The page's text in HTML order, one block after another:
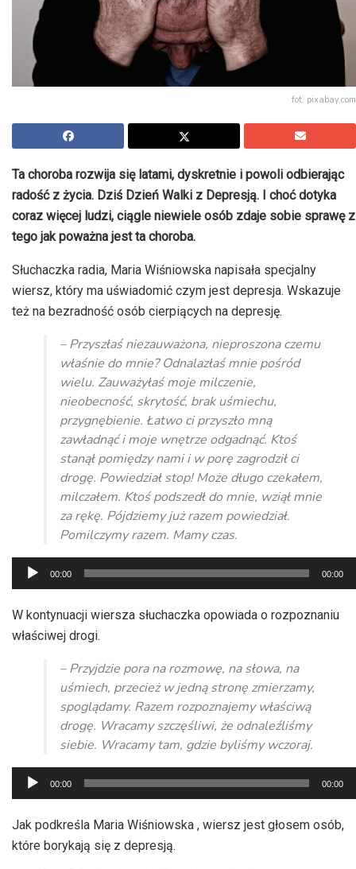
fot. pixabay.com
Ta choroba rozwija się latami, dyskretnie i powoli odbierając
radość z życia. Dziś Dzień Walki z Depresją. I choć dotyka
coraz więcej ludzi, ciągle niewiele osób zdaje sobie sprawę z
tego jak poważna jest ta choroba.
Słuchaczka radia, Maria Wiśniowska napisała specjalny
wiersz, który ma uświadomić czym jest depresja. Wskazuje
też na bezradność osób cierpiących na depresję.
– Przyszłaś niezauważona, nieproszona czemu
właśnie do mnie? Odnalazłaś mnie pośród
wielu. Zauważyłaś moje milczenie,
nieobecność, skrytość, brak uśmiechu,
przygnębienie. Łatwo ci przyszło mną
zawładnąć i moje wnętrze odgadnąć. Ktoś
stanął pomiędzy nami i w porę zagrodził ci
drogę. Powiedział stop! Może długo czekałem,
milczałem. Ktoś podszedł do mnie, wziął mnie
za rękę. Pójdziemy już razem powiedział.
Pomilczymy razem. Mamy czas.
Odtwarzacz
plików
dźwiękowych
00:00 00:00
W kontynuacji wiersza słuchaczka opowiada o rozpoznaniu
właściwej drogi.
– Przyjdzie pora na rozmowę, na słowa, na
uśmiech, przecież w jedną stronę zmierzamy,
spoglądamy. Razem rozpoznajemy właściwą
drogę. Wracamy szczęśliwi, że odnaleźliśmy
siebie. Wracamy tam, gdzie byliśmy wczoraj.
Odtwarzacz
plików
dźwiękowych
00:00 00:00
Jak podkreśla Maria Wiśniowska , wiersz jest głosem osób,
które borykają się z depresją.